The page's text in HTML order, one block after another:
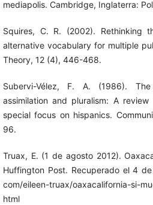
mediapolis. Cambridge, Inglaterra:
Squires, C. R. (2002). Rethinking
alternative vocabulary for multiple
Theory, 12 (4), 446-468.
Subervi-Vélez, F. A. (1986).
assimilation and pluralism: A
special focus on hispanics.
96.
Truax, E. (1 de agosto 2012).
Huffington Post. Recuperado el 4
com/eileen-truax/oaxacalifornia-si-
html